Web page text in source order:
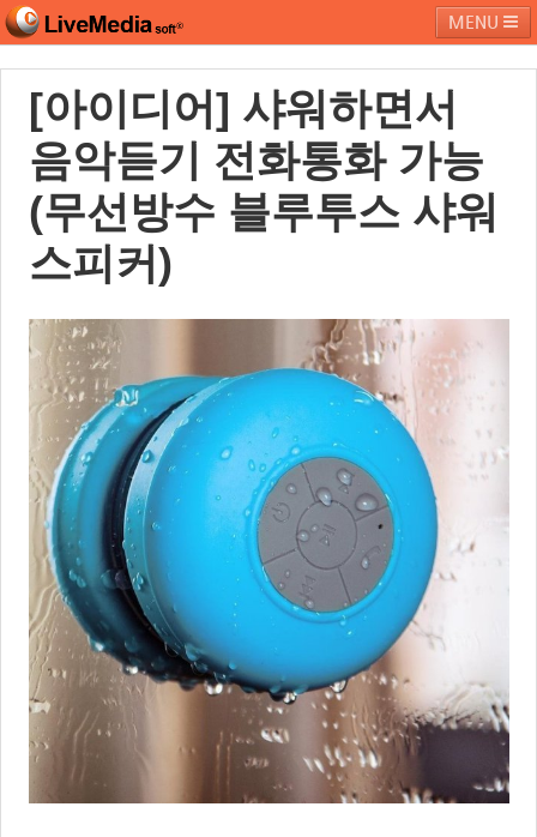
MENU
라이브미디어소프트 제품 및 서비스 블로그 커뮤니티
페밀리 사이트
[아이디어] 샤워하면서
음악듣기 전화통화 가능
(무선방수 블루투스 샤워
스피커)